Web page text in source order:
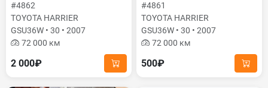
#4862
TOYOTA HARRIER
GSU36W • 30 • 2007
72 000 км
2 000₽
#4861
TOYOTA HARRIER
GSU36W • 30 • 2007
72 000 км
500₽